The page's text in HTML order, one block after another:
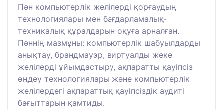
Пән компьютерлік желілерді қорғаудың
технологиялары мен бағдарламалық-
техникалық құралдарын оқуға арналған.
Пәннің мазмұны: компьютерлік шабуылдарды
анықтау, брандмауэр, виртуалды жеке
желілерді ұйымдастыру, ақпаратты қауіпсіз
өңдеу технологиялары және компьютерлік
желілердегі ақпараттық қауіпсіздік аудиті
бағыттарын қамтиды.